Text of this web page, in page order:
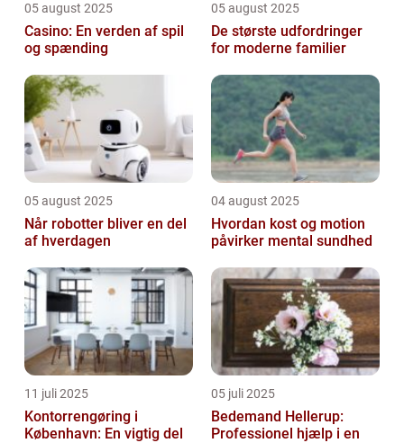
05 august 2025
Casino: En verden af spil
og spænding
05 august 2025
De største udfordringer
for moderne familier
05 august 2025
Når robotter bliver en del
af hverdagen
04 august 2025
Hvordan kost og motion
påvirker mental sundhed
11 juli 2025
Kontorrengøring i
København: En vigtig del
05 juli 2025
Bedemand Hellerup:
Professionel hjælp i en